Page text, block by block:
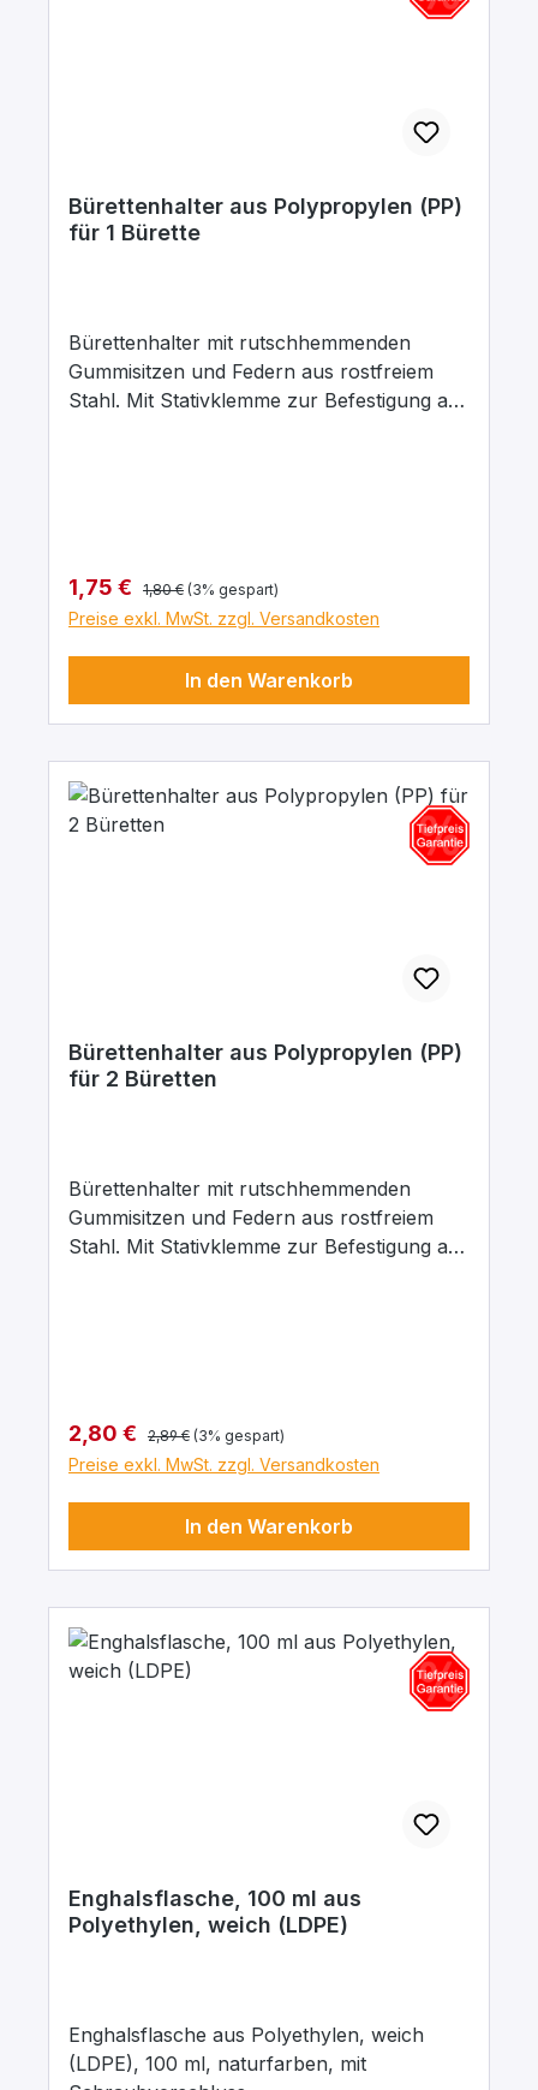
Bürettenhalter aus Polypropylen (PP)
für 1 Bürette
Bürettenhalter mit rutschhemmenden
Gummisitzen und Federn aus rostfreiem
Stahl. Mit Stativklemme zur Befestigung an
Verkaufspreis:
1,75 € Regulärer Preis:
1,80 € (3% gespart)
Preise exkl. MwSt. zzgl. Versandkosten
In den Warenkorb
Bürettenhalter aus Polypropylen (PP)
für 2 Büretten
Bürettenhalter mit rutschhemmenden
Gummisitzen und Federn aus rostfreiem
Stahl. Mit Stativklemme zur Befestigung an
Verkaufspreis:
2,80 € Regulärer Preis:
2,89 € (3% gespart)
Preise exkl. MwSt. zzgl. Versandkosten
In den Warenkorb
Enghalsflasche, 100 ml aus
Polyethylen, weich (LDPE)
Enghalsflasche aus Polyethylen, weich
(LDPE), 100 ml, naturfarben, mit